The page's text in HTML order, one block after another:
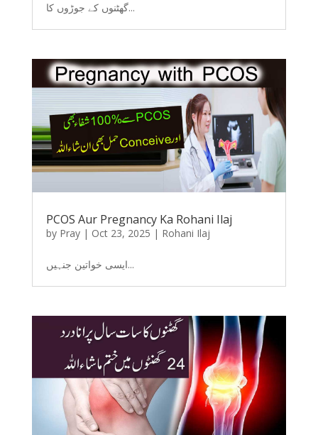
گھٹنوں کے جوڑوں کا...
PCOS Aur Pregnancy Ka Rohani Ilaj
by Pray| Oct 23, 2025 | Rohani Ilaj
ایسی خواتین جنہیں...